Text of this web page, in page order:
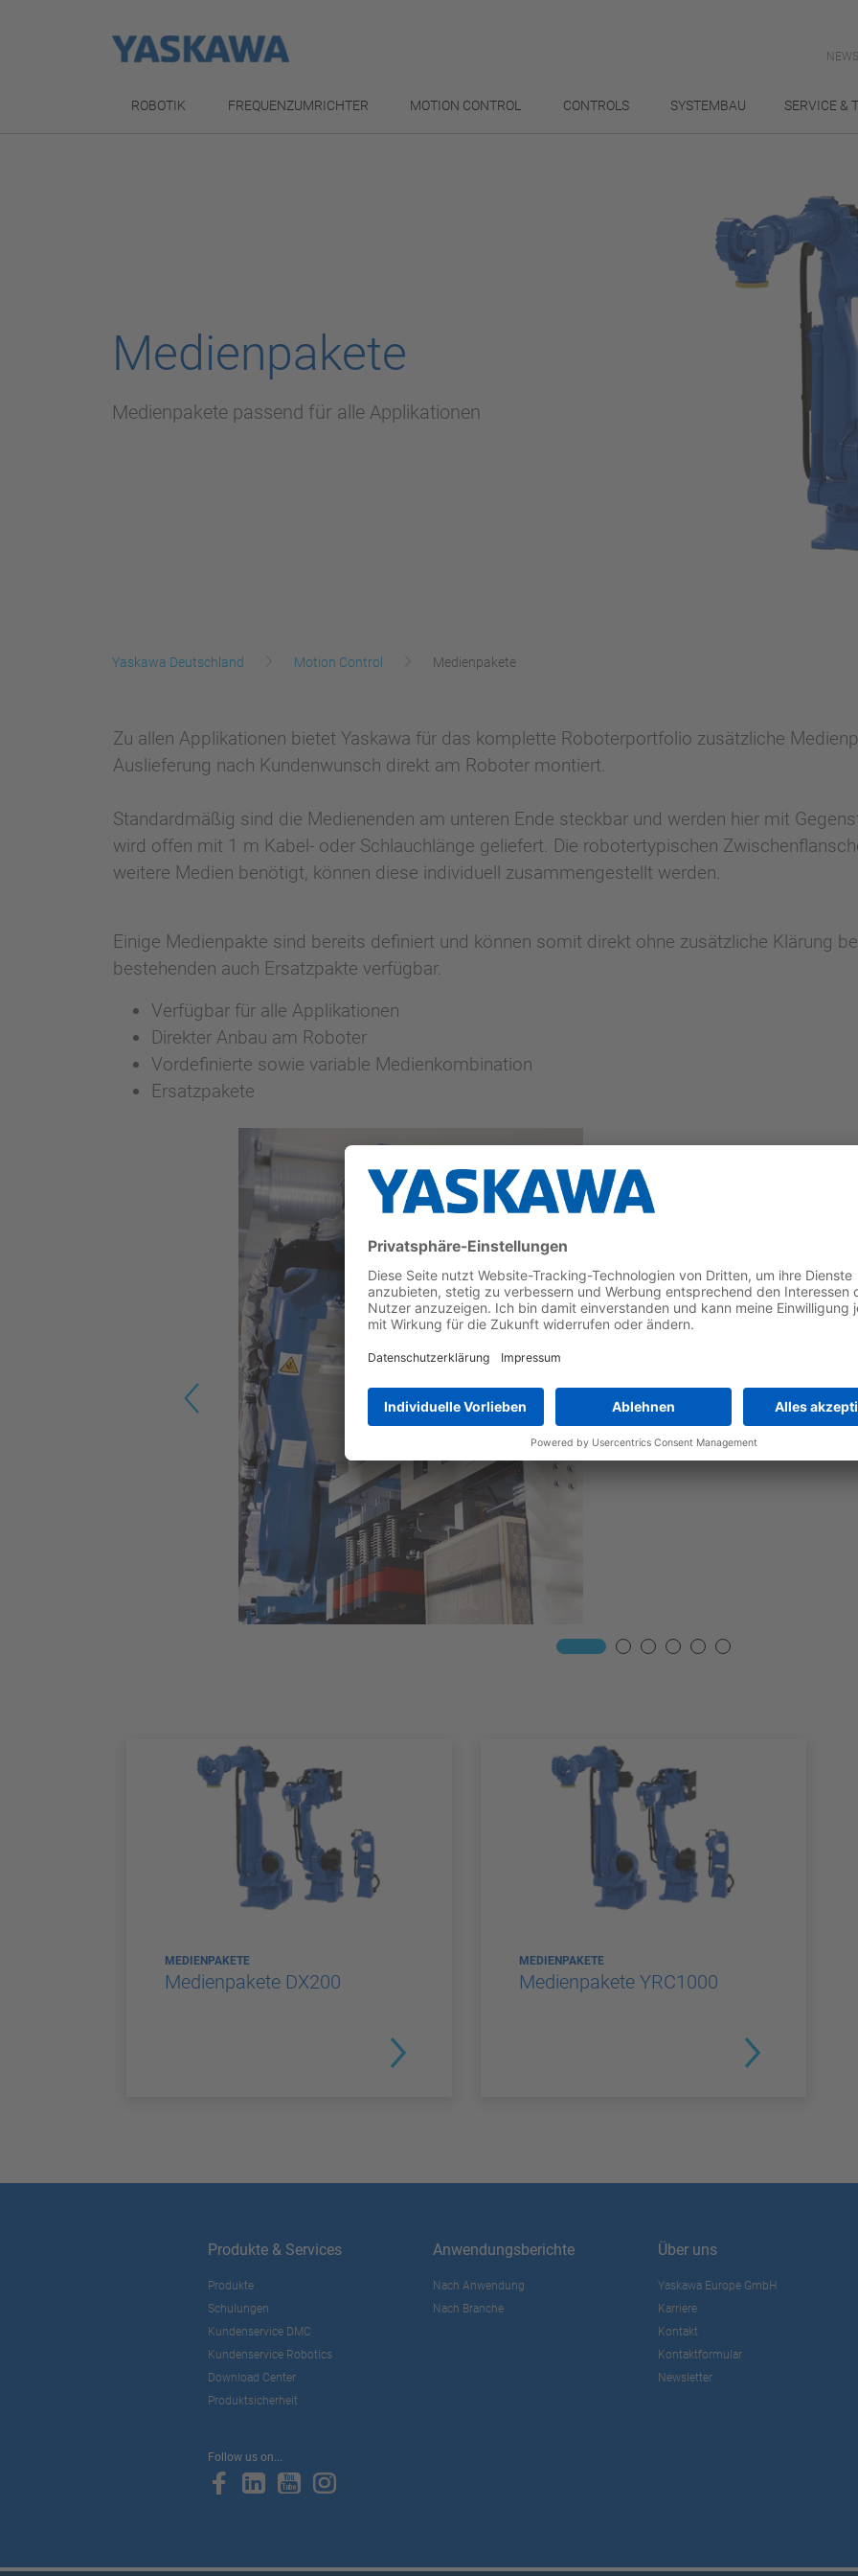
ROBOTIK FREQUENZUMRICHTER MOTION CONTROL CONTROLS SYSTEMBAU SERVICE &
Medienpakete
Medienpakete passend für alle Applikationen
Yaskawa Deutschland Motion Control Medienpakete
Zu allen Applikationen bietet Yaskawa für das komplette Roboterportfolio zusätzliche
Auslieferung nach Kundenwunsch direkt am Roboter montiert.
Standardmäßig sind die Medienenden am unteren Ende steckbar und werden hier mit
wird offen mit 1 m Kabel- oder Schlauchlänge geliefert. Die robotertypischen
weitere Medien benötigt, können diese individuell zusammengestellt werden.
Einige Medienpakte sind bereits definiert und können somit direkt ohne zusätzliche Klärung
bestehenden auch Ersatzpakte verfügbar.
Verfügbar für alle Applikationen
Direkter Anbau am Roboter
Vordefinierte sowie variable Medienkombination
Ersatzpakete
Previous
MEDIENPAKETE
Medienpakete DX200
MEDIENPAKETE
Medienpakete YRC1000
Produkte & Services
Produkte
Schulungen
Kundenservice DMC
Kundenservice Robotics
Download Center
Produktsicherheit
Anwendungsberichte
Nach Anwendung
Nach Branche
Über uns
Yaskawa Europe GmbH
Karriere
Kontakt
Kontaktformular
Newsletter
Follow us on...